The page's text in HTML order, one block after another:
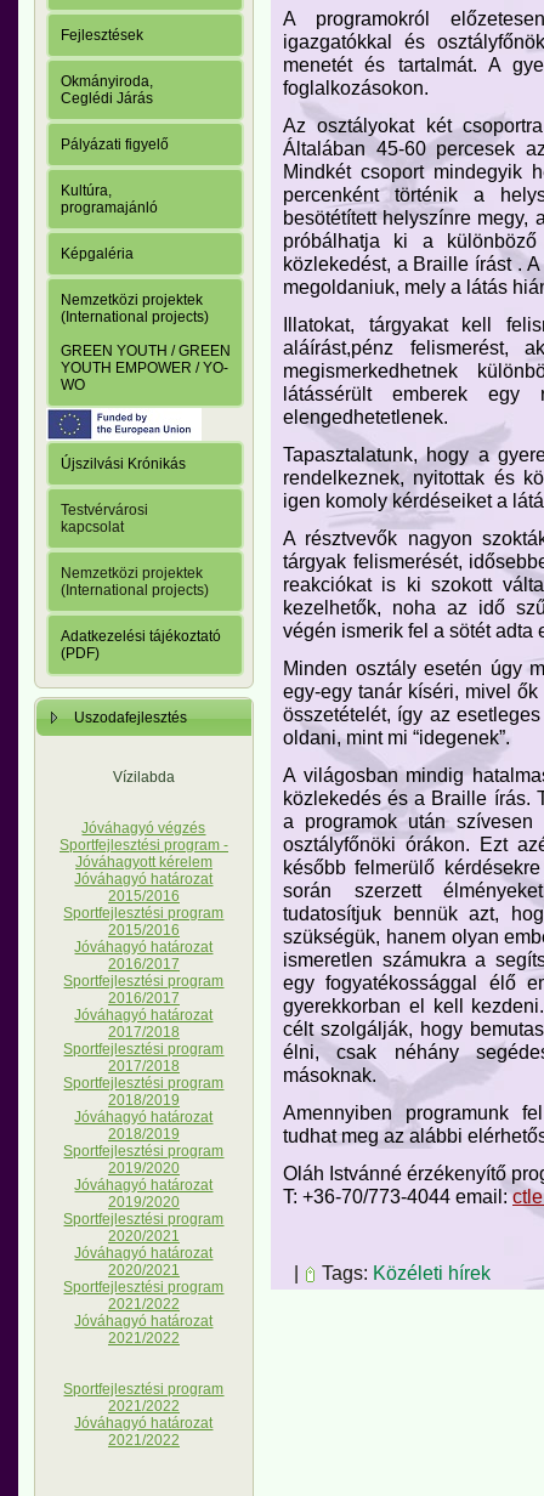
Fejlesztések
Okmányiroda,
Ceglédi Járás
Pályázati figyelő
Kultúra,
programajánló
Képgaléria
Nemzetközi projektek
(International projects)
GREEN YOUTH / GREEN
YOUTH EMPOWER / YO-
WO
Újszilvási Krónikás
Testvérvárosi
kapcsolat
Nemzetközi projektek
(International projects)
Adatkezelési tájékoztató
(PDF)
Uszodafejlesztés
Vízilabda
Jóváhagyó végzés
Sportfejlesztési program -
Jóváhagyott kérelem
Jóváhagyó határozat
2015/2016
Sportfejlesztési program
2015/2016
Jóváhagyó határozat
2016/2017
Sportfejlesztési program
2016/2017
Jóváhagyó határozat
2017/2018
Sportfejlesztési program
2017/2018
Sportfejlesztési program
2018/2019
Jóváhagyó határozat
2018/2019
Sportfejlesztési program
2019/2020
Jóváhagyó határozat
2019/2020
Sportfejlesztési program
2020/2021
Jóváhagyó határozat
2020/2021
Sportfejlesztési program
2021/2022
Jóváhagyó határozat
2021/2022
Sportfejlesztési program
2021/2022
Jóváhagyó határozat
2021/2022
A programokról
igazgatókkal és
menetét és tartalmát. A
foglalkozásokon.
Az osztályokat két
Általában 45-60 percesek
Mindkét csoport mindegyik
percenként történik a
besötétített helyszínre megy,
próbálhatja ki a különböző
közlekedést, a Braille írást .
megoldaniuk, mely a látás
Illatokat, tárgyakat kell
aláírást,pénz felismerést,
megismerkedhetnek
látássérült emberek egy
elengedhetetlenek.
Tapasztalatunk, hogy a
rendelkeznek, nyitottak és
igen komoly kérdéseiket a
A résztvevők nagyon
tárgyak felismerését,
reakciókat is ki szokott
kezelhetők, noha az idő
végén ismerik fel a sötét adta
Minden osztály esetén úgy
egy-egy tanár kíséri, mivel
összetételét, így az
oldani, mint mi “idegenek”.
A világosban mindig
közlekedés és a Braille írás.
a programok után szívesen
osztályfőnöki órákon. Ezt
később felmerülő
során szerzett
tudatosítjuk bennük azt,
szükségük, hanem olyan
ismeretlen számukra a
egy fogyatékossággal élő
gyerekkorban el kell
célt szolgálják, hogy
élni, csak néhány
másoknak.
Amennyiben programunk
tudhat meg az alábbi
Oláh Istvánné érzékenyítő
T: +36-70/773-4044 email:
| Tags: Közéleti hírek